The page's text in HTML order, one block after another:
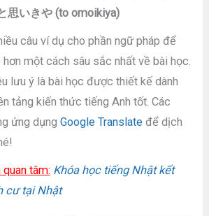
思いきや (to omoikiya)
câu ví dụ cho phần ngữ pháp để
một cách sâu sắc nhất về bài học.
lưu ý là bài học được thiết kế dành
tảng kiến thức tiếng Anh tốt. Các
ứng dụngGoogle Translate để dịch
tâm: Khóa học tiếng Nhật kết
cư tại Nhật